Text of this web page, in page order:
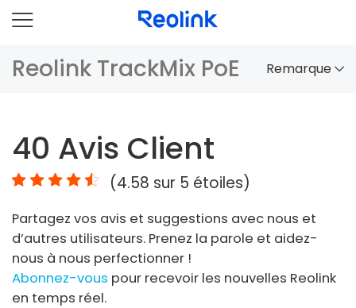
Reolink TrackMix PoE Remarque
Comparaison
Accessoires
Vidéo
Spécifications
FAQs
40 Avis Client
(4.58 sur 5 étoiles)
Partagez vos avis et suggestions avec nous et
d’autres utilisateurs. Prenez la parole et aidez-
nous à nous perfectionner !
Abonnez-vous pour recevoir les nouvelles Reolink
en temps réel.